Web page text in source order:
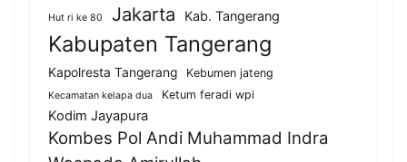
Hut ri ke 80 Jakarta Kab. Tangerang
Kabupaten Tangerang
Kapolresta Tangerang Kebumen jateng
Kecamatan kelapa dua Ketum feradi wpi
Kodim Jayapura
Kombes Pol Andi Muhammad Indra